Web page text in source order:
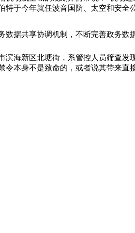
今年就任波音国防、太空和安全
共享协调机制，不断完善政务数
滨海新区北塘街，系管控人员筛查发
身不是致命的，或者说其带来直